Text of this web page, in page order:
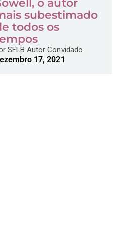
o autor
subestimado
todos os
SFLB Autor Convidado
17, 2021